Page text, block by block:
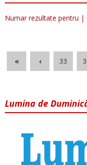
Numar rezultate pentru |
« ‹ 33
Lumina de